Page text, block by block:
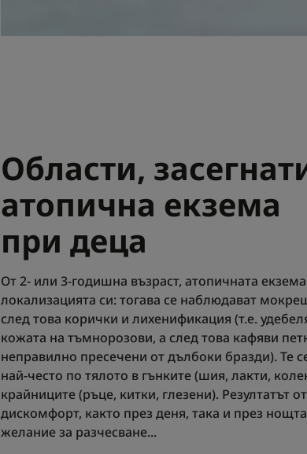
Области,
атопична екзема
при деца
От 2- или 3-годишна възраст, атопичната
локализацията си: тогава се наблюдават
след това корички и лихенификация (т.е.
кожата на тъмнорозови, а след това кафяви
неправилно пресечени от дълбоки бразди). Те
най-често по тялото в гънките (шия, лакти,
крайниците (ръце, китки, глезени). Резултатът
дискомфорт, както през деня, така и през
желание за разчесване...